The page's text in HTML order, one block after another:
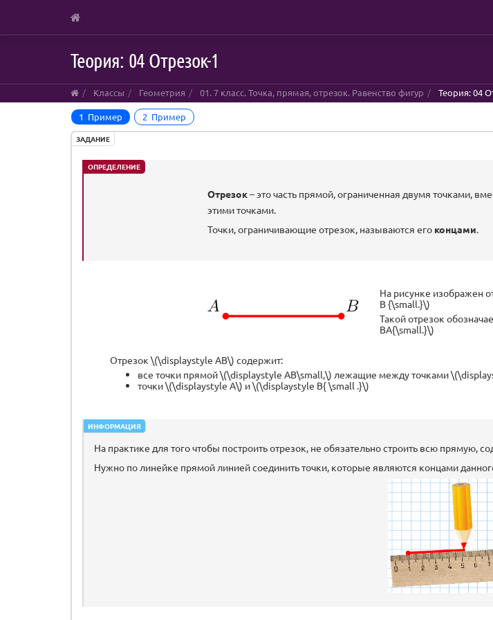
content
Теория: 04 Отрезок-1
Классы Геометрия 01. 7 класс. Точка, прямая, отрезок. Равенство фигур Теория: 04
1 Пример 2 Пример
ЗАДАНИЕ
ОПРЕДЕЛЕНИЕ
Отрезок– это часть прямой, ограниченная двумя точками,
этими точками.
Точки, ограничивающие отрезок, называются его концами.
На рисунке изображен
B {\small.}\)
Такой отрезок
BA{\small.}\)
Отрезок \(\displaystyle AB\) содержит:
все точки прямой \(\displaystyle AB\small,\) лежащие между точками
точки \(\displaystyle A\) и \(\displaystyle B{ \small .}\)
ИНФОРМАЦИЯ
На практике для того чтобы построить отрезок, не обязательно строить всю прямую,
Нужно по линейке прямой линией соединить точки, которые являются концами